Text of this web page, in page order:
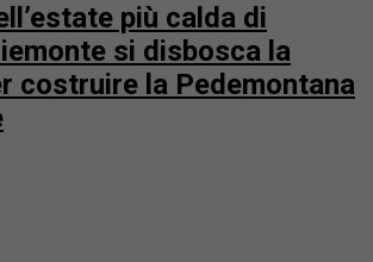
più calda di
si disbosca la
costruire la Pedemontana